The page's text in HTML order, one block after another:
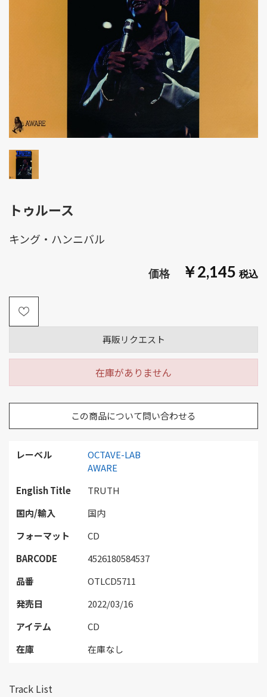
トゥルース
￥2,145
レーベル
OCTAVE-LAB
AWARE
English Title
TRUTH
国内/輸入
国内
フォーマット
CD
BARCODE
4526180584537
品番
OTLCD5711
発売日
2022/03/16
アイテム
CD
在庫
在庫なし
再販リクエスト
在庫がありません
この商品について問い合わせる
キング・ハンニバル
Track List